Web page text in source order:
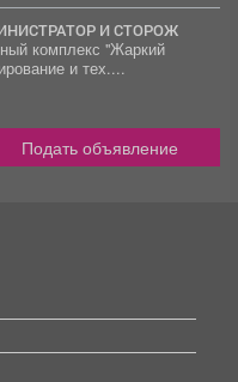
И СТОРОЖ
комплекс "Жаркий
и тех....
Подать объявление